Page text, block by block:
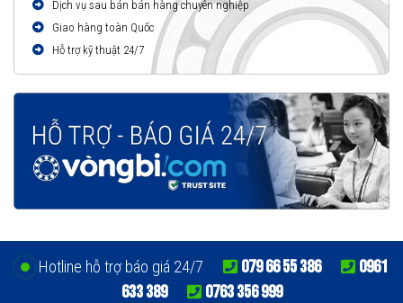
Dịch vụ sau bán bán hàng chuyên nghiệp
Giao hàng toàn Quốc
Hỗ trợ kỹ thuật 24/7
Hotline hỗ trợ báo giá 24/7 079 66 55 386
0961
633 389
0763 356 999